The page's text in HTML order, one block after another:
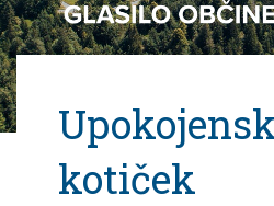
kotiček